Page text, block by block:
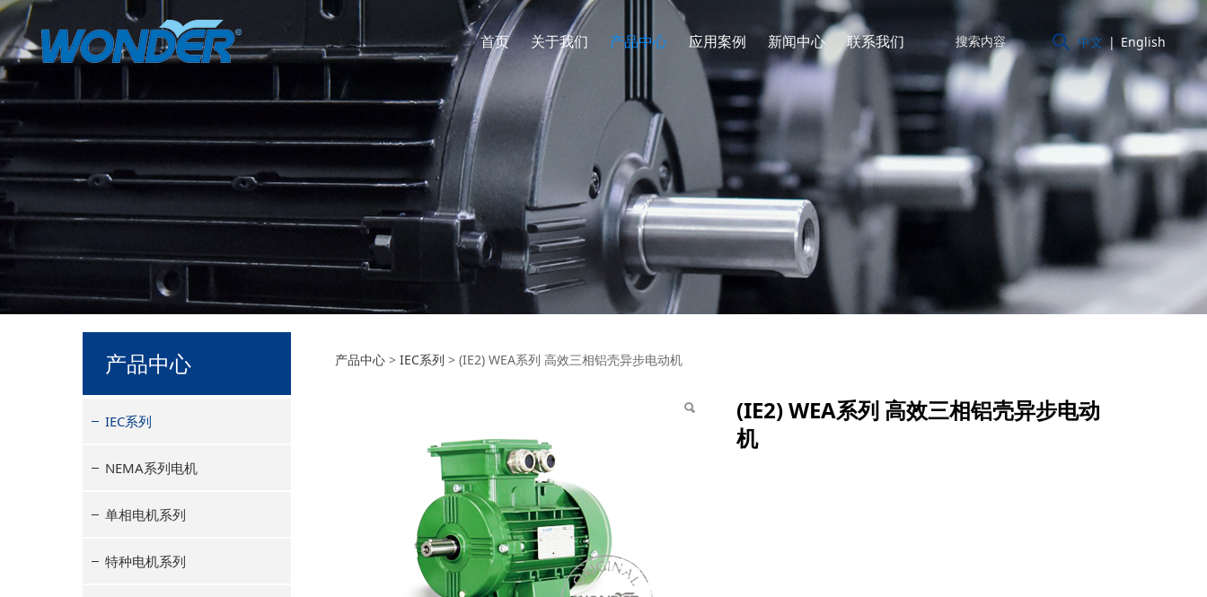
中文 | English
首页 关于我们 产品中心 应用案例 新闻中心 联系我们
产品中心
IEC系列
NEMA系列电机
单相电机系列
特种电机系列
(IE2) WEA系列 高效三相铝壳异步电动机
产品中心 > IEC系列 > (IE2) WEA系列 高效三相铝壳异步电动机
(IE2) WEA系列 高效三相铝壳异步电动
机